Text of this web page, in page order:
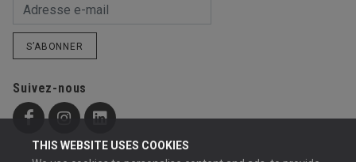
THIS WEBSITE USES COOKIES
S’ABONNER
Suivez-nous